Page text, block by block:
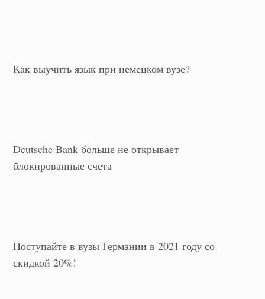
Как выучить язык при немецком вузе?
Deutsche Bank больше не открывает
блокированные счета
Поступайте в вузы Германии в 2021 году со
скидкой 20%!